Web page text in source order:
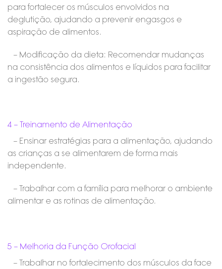
para fortalecer os músculos envolvidos na
deglutição, ajudando a prevenir engasgos e
aspiração de alimentos.
– Modificação da dieta: Recomendar mudanças
na consistência dos alimentos e líquidos para facilitar
a ingestão segura.
4 – Treinamento de Alimentação
– Ensinar estratégias para a alimentação, ajudando
as crianças a se alimentarem de forma mais
independente.
– Trabalhar com a família para melhorar o ambiente
alimentar e as rotinas de alimentação.
5 – Melhoria da Função Orofacial
– Trabalhar no fortalecimento dos músculos da face